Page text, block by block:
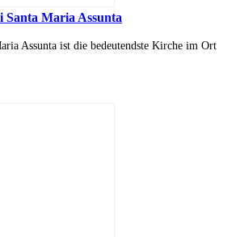
Santa Maria Assunta
Assunta ist die bedeutendste Kirche im Ort